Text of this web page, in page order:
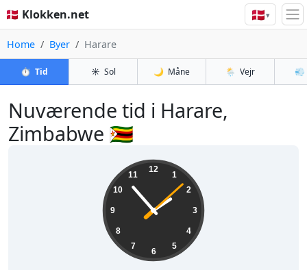
🇩🇰 Klokken.net 🇩🇰▾
Home Byer Harare
⏱️ Tid ☀️ Sol 🌙 Måne 🌦️ Vejr 💨
Nuværende tid i Harare,
Zimbabwe 🇿🇼
12
1
2
3
4
5
6
7
8
9
10
11